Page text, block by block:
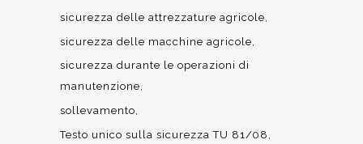
sicurezza delle attrezzature agricole
sicurezza delle macchine agricole
sicurezza durante le operazioni di
manutenzione
sollevamento
Testo unico sulla sicurezza TU 81/08